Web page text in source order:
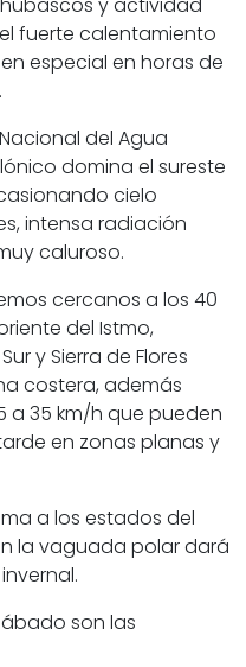
y actividad
fuerte calentamiento
especial en horas de
del Agua
domina el sureste
cielo
intensa radiación
caluroso.
cercanos a los 40
del Istmo,
y Sierra de Flores
costera, además
a 35 km/h que pueden
en zonas planas y
a los estados del
la vaguada polar dará
son las